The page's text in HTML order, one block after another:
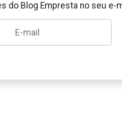
do Blog Empresta no seu e-